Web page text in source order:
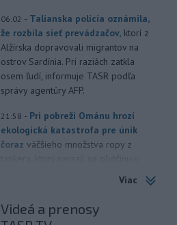
06:02 - Talianska polícia oznámila,
že rozbila sieť prevádzačov, ktorí z
Alžírska dopravovali migrantov na
ostrov Sardínia. Pri raziách zatkla
osem ľudí, informuje TASR podľa
správy agentúry AFP.
21:58 - Pri pobreží Ománu hrozí
ekologická katastrofa pre únik
čoraz väčšieho množstva ropy z
kontakte s neznámou látkou na
Viac
Videá a prenosy